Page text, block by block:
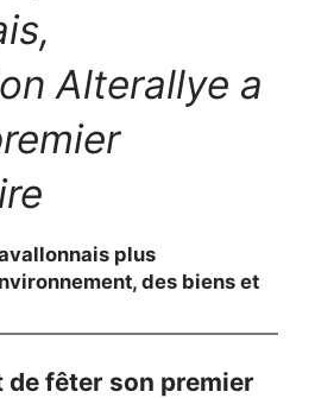
Alterallye a
plus
des biens et
fêter son premier